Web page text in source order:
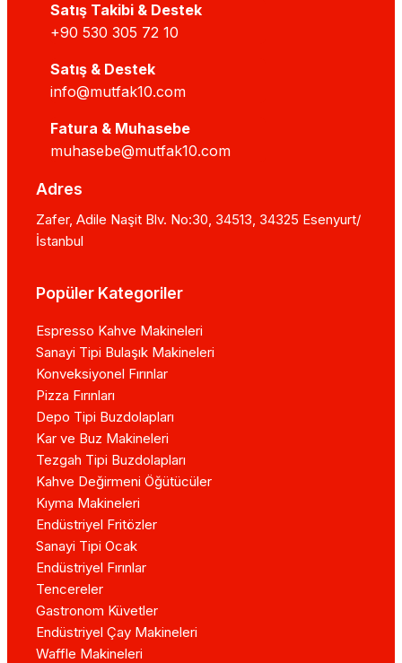
Satış Takibi & Destek
+90 530 305 72 10
Satış & Destek
info@mutfak10.com
Fatura & Muhasebe
muhasebe@mutfak10.com
Adres
Zafer, Adile Naşit Blv. No:30, 34513, 34325 Esenyurt/
İstanbul
Popüler Kategoriler
Espresso Kahve Makineleri
Sanayi Tipi Bulaşık Makineleri
Konveksiyonel Fırınlar
Pizza Fırınları
Depo Tipi Buzdolapları
Kar ve Buz Makineleri
Tezgah Tipi Buzdolapları
Kahve Değirmeni Öğütücüler
Kıyma Makineleri
Endüstriyel Fritözler
Sanayi Tipi Ocak
Endüstriyel Fırınlar
Tencereler
Gastronom Küvetler
Endüstriyel Çay Makineleri
Waffle Makineleri